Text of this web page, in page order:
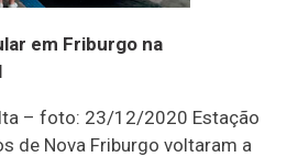
em Friburgo na
– foto: 23/12/2020 Estação
de Nova Friburgo voltaram a